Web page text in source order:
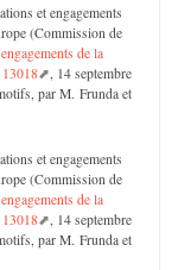
et engagements
(Commission de
de la
, 14 septembre
par M. Frunda et
et engagements
(Commission de
de la
, 14 septembre
par M. Frunda et